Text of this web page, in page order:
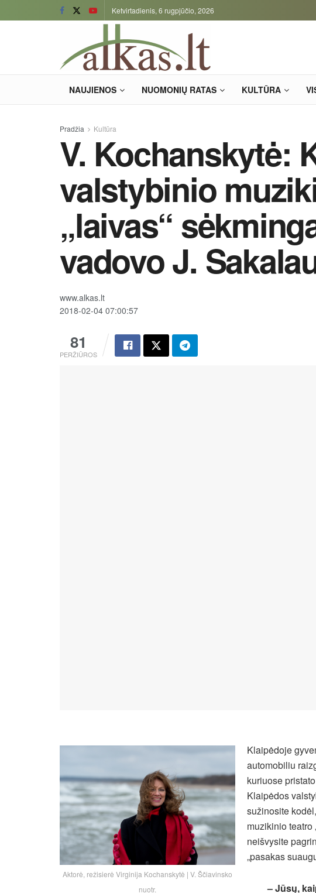
Ketvirtadienis, 6 rugpjūčio, 2026
NAUJIENOS NUOMONIŲ RATAS KULTŪRA
Pradžia Kultūra
V. Kochanskytė:
valstybinio
„laivas“
vadovo J.
www.alkas.lt
2018-02-04 07:00:57
81
PERŽIŪROS
Aktorė, režisierė Virginija Kochanskytė | V. Ščiavinsko
nuotr.
Klaipėdoje
automobiliu
kuriuose
Klaipėdos
sužinosite
muzikinio teatro
neišvysite
„pasakas
– Jūsų,